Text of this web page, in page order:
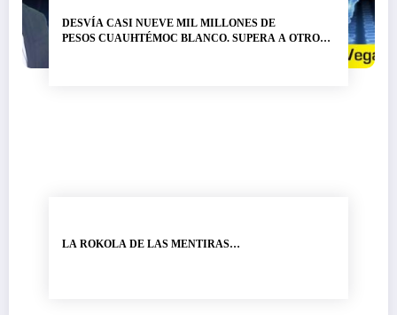
DESVÍA CASI NUEVE MIL MILLONES DE
PESOS CUAUHTÉMOC BLANCO. SUPERA A OTRO
LA ROKOLA DE LAS MENTIRAS…